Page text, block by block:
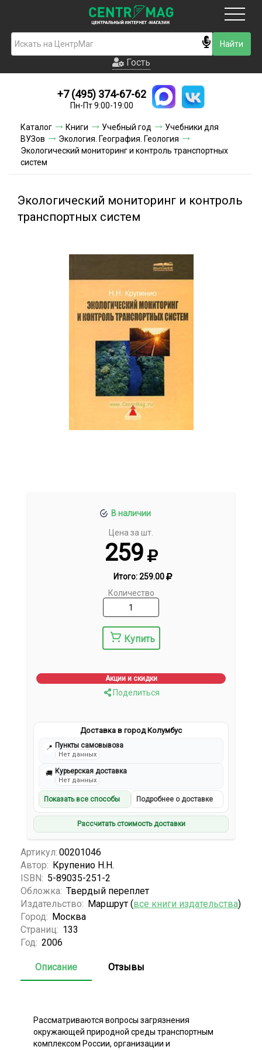
Гость
Новинки
Условия доставки
Условия оплаты
Акции и скидки
Гость
+7 (495) 374-67-62
Пн-Пт 9:00-19:00
Каталог Книги Учебный год
Учебники для
ВУЗов
Экология. География. Геология
Экологический мониторинг и контроль транспортных
систем
Экологический мониторинг и контроль
транспортных систем
В наличии
Цена за шт.
259
Итого:259.00
Количество
Купить
Акции и скидки
Поделиться
Доставка в город Колумбус
📍 Пункты самовывоза
Нет данных
🚚 Курьерская доставка
Нет данных
Показать все способы Подробнее о доставке
Рассчитать стоимость доставки
Артикул: 00201046
Автор: Крупенио Н.Н.
ISBN: 5-89035-251-2
Обложка: Твердый переплет
Издательство: Маршрут (все книги издательства)
Город: Москва
Страниц: 133
Год: 2006
Описание Отзывы
Рассматриваются вопросы загрязнения
окружающей природной среды транспортным
комплексом России, организации и